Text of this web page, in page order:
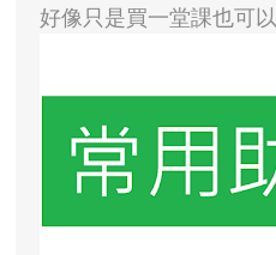
好像只是買一堂課也可以